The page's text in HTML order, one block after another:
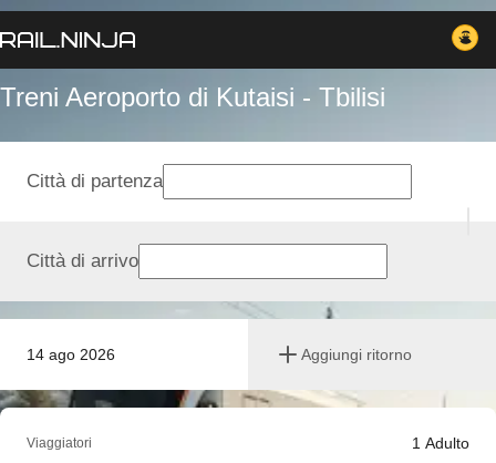
Treni Aeroporto di Kutaisi - Tbilisi
14 ago 2026 Aggiungi ritorno
Città di partenza
Città di arrivo
Viaggiatori 1 Adulto